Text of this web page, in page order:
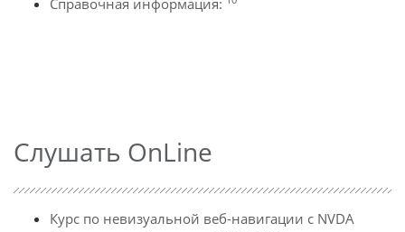
Слушать OnLine
Курс по невизуальной веб-навигации с NVDA